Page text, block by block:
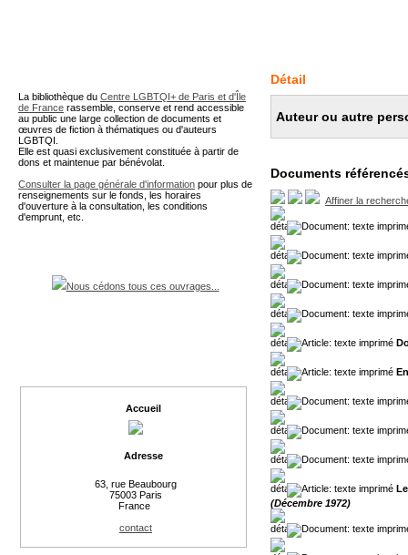
Détail
Auteur ou autre
Documents
Affiner la
(Décembre 1972)
La bibliothèque du Centre LGBTQI+ de Paris et d'Île
de France rassemble, conserve et rend accessible
au public une large collection de documents et
œuvres de fiction à thématiques ou d'auteurs
LGBTQI.
Elle est quasi exclusivement constituée à partir de
dons et maintenue par bénévolat.
Consulter la page générale d'information pour plus de
renseignements sur le fonds, les horaires
d'ouverture à la consultation, les conditions
d'emprunt, etc.
Nous cédons tous ces ouvrages...
Accueil
Adresse
63, rue Beaubourg
75003 Paris
France
contact